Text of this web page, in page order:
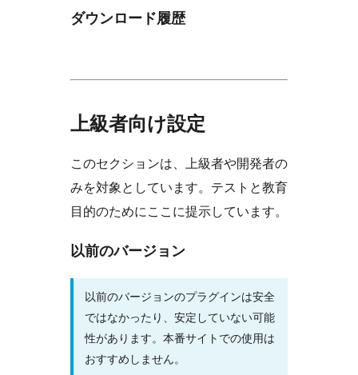
ダウンロード履歴
上級者向け設定
このセクションは、上級者や開発者の
みを対象としています。テストと教育
目的のためにここに提示しています。
以前のバージョン
以前のバージョンのプラグインは安全
ではなかったり、安定していない可能
性があります。本番サイトでの使用は
おすすめしません。